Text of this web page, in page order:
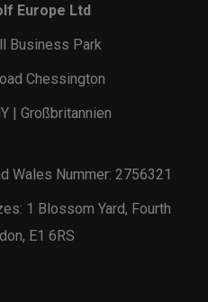
Europe Ltd
Business Park
Chessington
| Großbritannien
Wales Nummer: 2756321
1 Blossom Yard, Fourth
E1 6RS